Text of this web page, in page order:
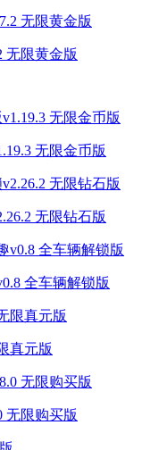
无限黄金版
无限金币版
无限钻石版
全车辆解锁版
真元版
无限购买版